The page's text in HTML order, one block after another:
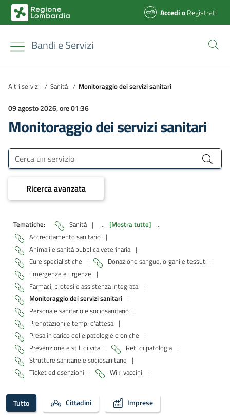
AccedioRegistrati
Bandi e Servizi
Altri servizi / Sanità / Monitoraggio dei servizi sanitari
09 agosto 2026, ore 01:36
Monitoraggio dei servizi sanitari
Bandi e Servizi
Cerca un servizio
Ricerca avanzata
Tematiche: Sanità | ... [Mostra tutte] ...
Accreditamento sanitario |
Animali e sanità pubblica veterinaria |
Cure specialistiche | Donazione sangue, organi e tessuti |
Emergenze e urgenze |
Farmaci, protesi e assistenza integrata |
Monitoraggio dei servizi sanitari |
Personale sanitario e sociosanitario |
Prenotazioni e tempi d'attesa |
Presa in carico delle patologie croniche |
Prevenzione e stili di vita | Reti di patologia |
Strutture sanitarie e sociosanitarie |
Ticket ed esenzioni | Wiki vaccini |
Tutto Cittadini Imprese